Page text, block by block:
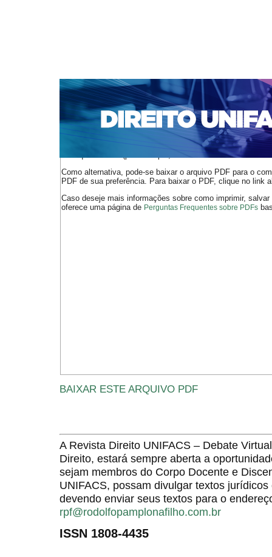
CAPA SOBRE ACESSO CADASTRO
NOTÍCIAS
EDIÇÕES DE Nº 1 A 100 WEBMAIL
Capa>n. 312 (2026) > Lima
O arquivo PDF selecionado deve ser carregado no
de arquivos PDF (por exemplo, uma versão atual do
Como alternativa, pode-se baixar o arquivo PDF para o
PDF de sua preferência. Para baixar o PDF, clique no link
Caso deseje mais informações sobre como imprimir,
oferece uma página de Perguntas Frequentes sobre PDFs
BAIXAR ESTE ARQUIVO PDF
A Revista Direito UNIFACS – Debate
Direito, estará sempre aberta a
sejam membros do Corpo Docente e
UNIFACS, possam divulgar textos
devendo enviar seus textos para o
rpf@rodolfopamplonafilho.com.br
ISSN 1808-4435